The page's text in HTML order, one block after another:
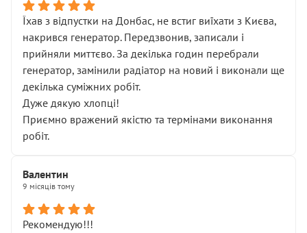
Їхав з відпустки на Донбас, не встиг виїхати з Києва,
накрився генератор. Передзвонив, записали і
прийняли миттєво. За декілька годин перебрали
генератор, замінили радіатор на новий і виконали ще
декілька суміжних робіт.
Дуже дякую хлопці!
Приємно вражений якістю та термінами виконання
робіт.
Валентин
9 місяців тому
Рекомендую!!!